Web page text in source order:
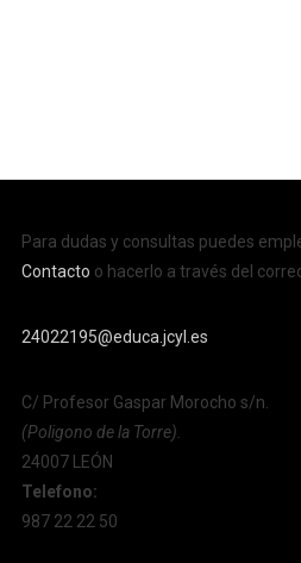
Para dudas y consultas puedes
Contacto o hacerlo a través del
24022195@educa.jcyl.es
C/ Profesor Gaspar Morocho s/n.
(Poligono de la Torre).
24007 LEÓN
Telefono:
987 22 22 50